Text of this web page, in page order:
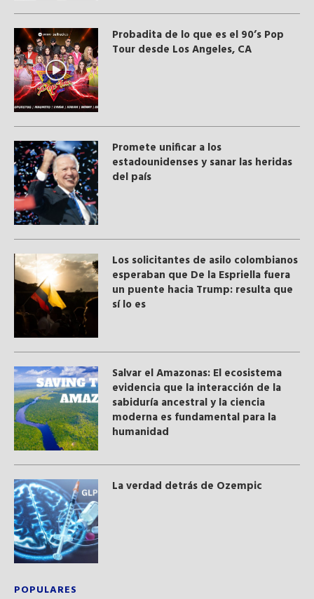
Probadita de lo que es el 90’s Pop
Tour desde Los Angeles, CA
Promete unificar a los
estadounidenses y sanar las heridas
del país
Los solicitantes de asilo colombianos
esperaban que De la Espriella fuera
un puente hacia Trump: resulta que
sí lo es
Salvar el Amazonas: El ecosistema
evidencia que la interacción de la
sabiduría ancestral y ​la ciencia
moderna​ es fundamental para la
humanidad
La verdad detrás de Ozempic
POPULARES